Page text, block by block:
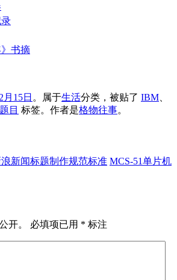
》书摘
月15日 。属于生活分类，被贴了 IBM
目 标签。 作者是格物往事。
新闻标题制作规范标准 MCS-51单片机
开。 必填项已用 * 标注